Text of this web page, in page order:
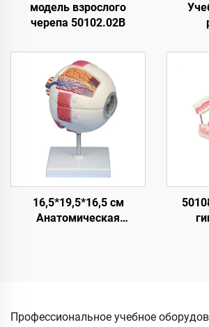
модель взрослого
черепа 50102.02B
16,5*19,5*16,5 см
Анатомическая
Профессиональное учебное